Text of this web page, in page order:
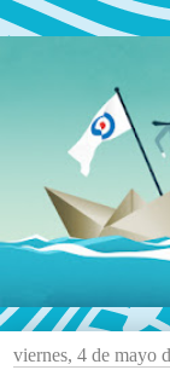
viernes, 4 de mayo